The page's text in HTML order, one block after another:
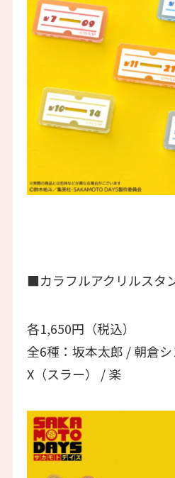
■カラフルアクリルスタ
各1,650円（税込）
全6種：坂本太郎 / 朝倉
X（スラー） / 楽